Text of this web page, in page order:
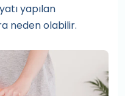
yapılan
neden olabilir.